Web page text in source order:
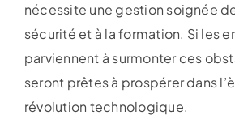
nécessite une gestion soignée
sécurité et à la formation. Si les
parviennent à surmonter ces
seront prêtes à prospérer dans
révolution technologique.